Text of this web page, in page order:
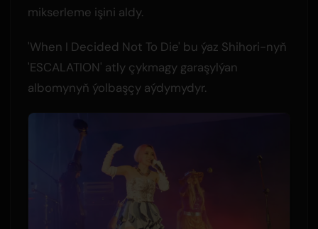
mikserleme işini aldy.
'When I Decided Not To Die' bu ýaz Shihori-nyň
'ESCALATION' atly çykmagy garaşylýan
albomynyň ýolbaşçy aýdymydyr.